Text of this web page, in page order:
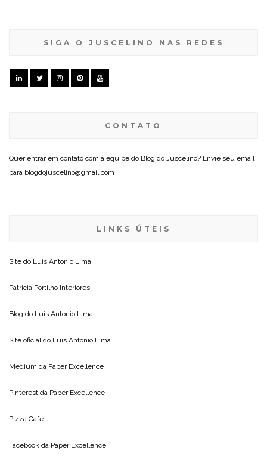
SIGA O JUSCELINO NAS REDES
CONTATO
Quer entrar em contato com a equipe do Blog do Juscelino? Envie seu email
para blogdojuscelino@gmail.com
LINKS ÚTEIS
Site do Luis Antonio Lima
Patricia Portilho Interiores
Blog do Luis Antonio Lima
Site oficial do Luis Antonio Lima
Medium da Paper Excellence
Pinterest da Paper Excellence
Pizza Cafe
Facebook da Paper Excellence